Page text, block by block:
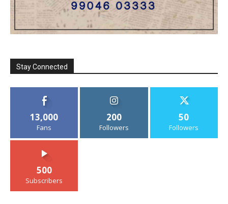
Stay Connected
13,000
Fans
200
Followers
50
Followers
500
Subscribers